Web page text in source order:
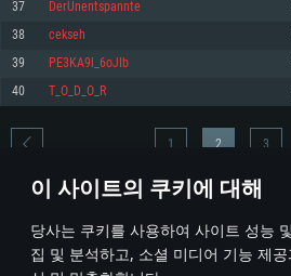
이 사이트의 쿠키에 대해
당사는 쿠키를 사용하여 사이트 성능
집 및 분석하고, 소셜 미디어 기능 제
570 혹은 그 이상
여유 저장 공간: 62.2 GB (전체 클라이언트)
네트워크: 브로드밴드 인터넷
여유 저장 공간: 62.2 GB (전체 클라이언트)
운영체제: Ubuntu 20.04 64bit
프로세서: Intel Core i7
메모리: 16 GB
그래픽 카드: Vulkan 을 지원하고, 최신 그래픽
1060 (6개월 미만) 혹은 그와 동급의 성능을
지원하는 AMD RX 570 (6개월 미만; 최소사양
여유 저장 공간: 62.2 GB (전체 클라이언트)
37 DerUnentspannte
38 cekseh
39 PE3KA9l_6oJIb
40 T_O_D_O_R
* 순위표는 매일 1회 갱신됩니다
1 2 3